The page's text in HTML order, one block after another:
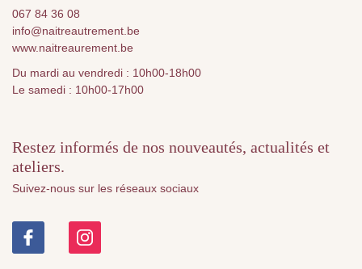
067 84 36 08
info@naitreautrement.be
www.naitreaurement.be
Du mardi au vendredi : 10h00-18h00
Le samedi : 10h00-17h00
Restez informés de nos nouveautés, actualités et
ateliers.
Suivez-nous sur les réseaux sociaux